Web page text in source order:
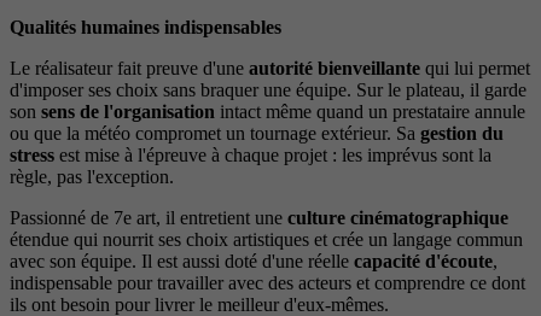
Qualités humaines indispensables
Le réalisateur fait preuve d'une autorité bienveillante qui lui permet
d'imposer ses choix sans braquer une équipe. Sur le plateau, il garde
son sens de l'organisation intact même quand un prestataire annule
ou que la météo compromet un tournage extérieur. Sa gestion du
stress est mise à l'épreuve à chaque projet : les imprévus sont la
règle, pas l'exception.
Passionné de 7e art, il entretient une culture cinématographique
étendue qui nourrit ses choix artistiques et crée un langage commun
avec son équipe. Il est aussi doté d'une réelle capacité d'écoute,
indispensable pour travailler avec des acteurs et comprendre ce dont
ils ont besoin pour livrer le meilleur d'eux-mêmes.